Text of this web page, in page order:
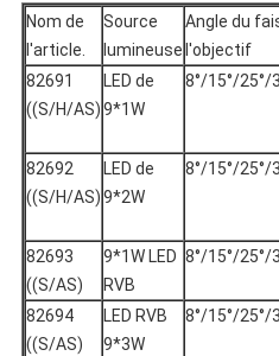
Nom de
l'article.
Source
lumineuse
Angle du
l'objectif
82691
((S/H/AS)
LED de
9*1W
8°/15°/25°/
82692
((S/H/AS)
LED de
9*2W
8°/15°/25°/
82693
((S/AS)
9*1W LED
RVB
8°/15°/25°/
82694
((S/AS)
LED RVB
9*3W
8°/15°/25°/